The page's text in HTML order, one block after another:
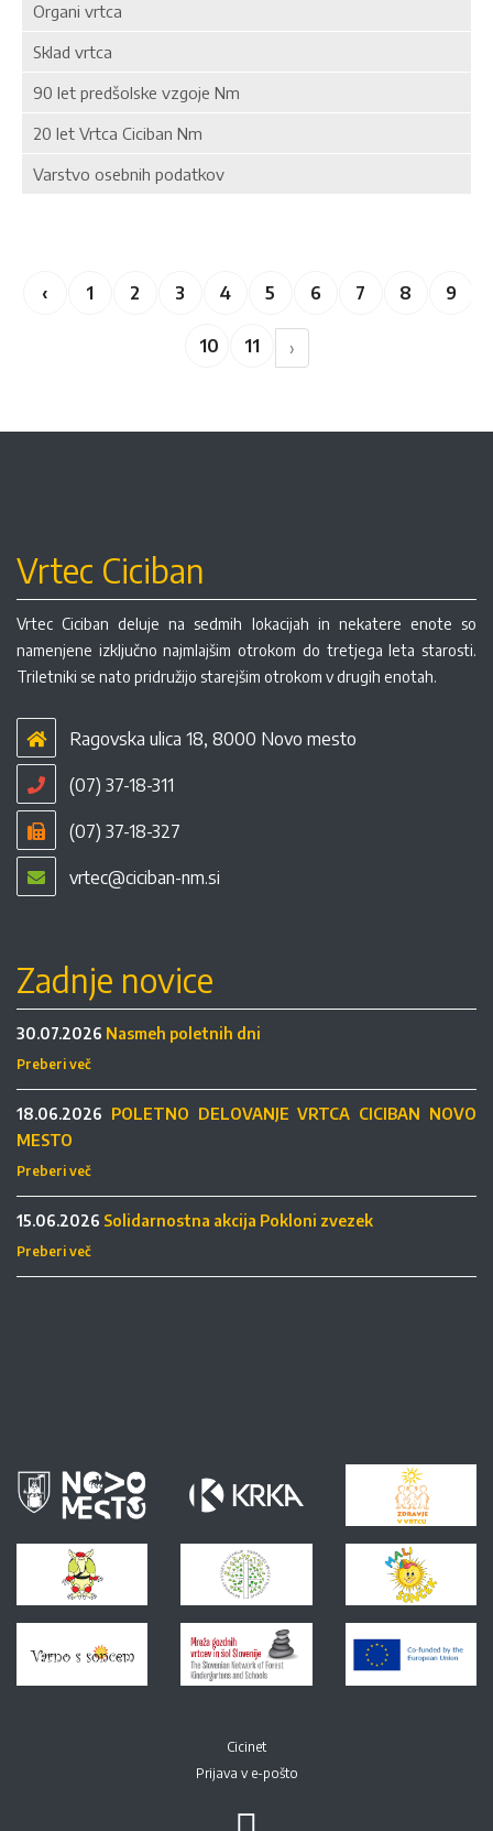
Organi vrtca
Sklad vrtca
90 let predšolske vzgoje Nm
20 let Vrtca Ciciban Nm
Varstvo osebnih podatkov
‹ 1 2 3 4 5 6 7 8 9
10 11 ›
Vrtec Ciciban
Vrtec Ciciban deluje na sedmih lokacijah in nekatere enote so
namenjene izključno najmlajšim otrokom do tretjega leta starosti.
Triletniki se nato pridružijo starejšim otrokom v drugih enotah.
Ragovska ulica 18, 8000 Novo mesto
(07) 37-18-311
(07) 37-18-327
vrtec@ciciban-nm.si
Zadnje novice
30.07.2026 Nasmeh poletnih dni
Preberi več
18.06.2026 POLETNO DELOVANJE VRTCA CICIBAN NOVO
MESTO
Preberi več
15.06.2026 Solidarnostna akcija Pokloni zvezek
Preberi več
Cicinet
Prijava v e-pošto